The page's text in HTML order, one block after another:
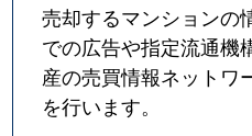
売却するマンションの
での広告や指定流通機
産の売買情報ネットワ
を行います。